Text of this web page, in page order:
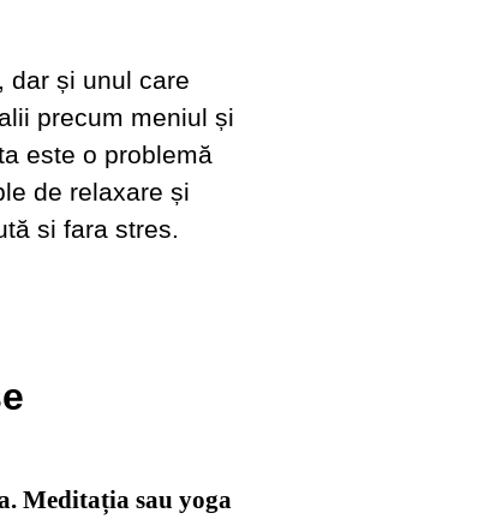
dar și unul care
precum meniul și
este o problemă
de relaxare și
si fara stres.
Meditația sau yoga